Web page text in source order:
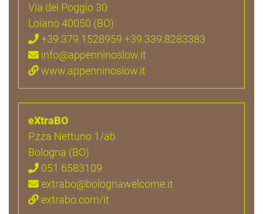
Via del Poggio 30
Loiano 40050 (BO)
+39.379.1528959 +39.339.8283383
info@appenninoslow.it
www.appenninoslow.it
eXtraBO
P.zza Nettuno 1/ab
Bologna (BO)
051 6583109
extrabo@bolognawelcome.it
extrabo.com/it